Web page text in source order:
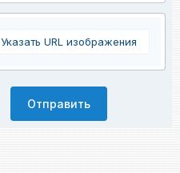
Указать URL изображения
Отправить